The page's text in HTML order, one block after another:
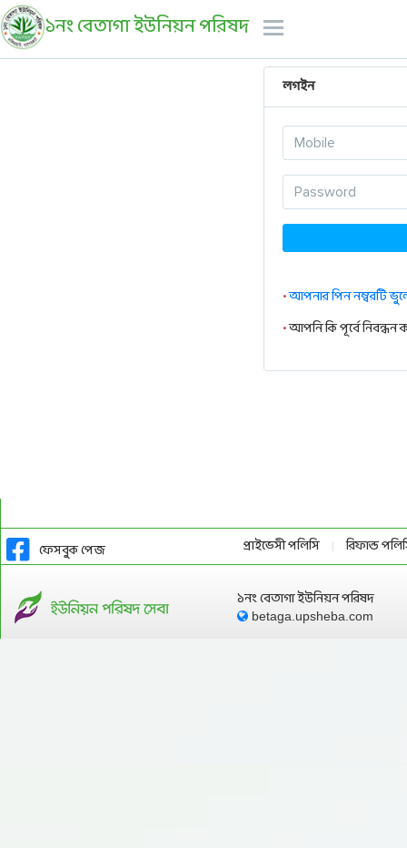
১নং বেতাগা ইউনিয়ন পরিষদ
লগইন
•আপনার পিন নম্বরটি
•আপনি কি পূর্বে নিবন্ধন
ফেসবুক পেজ প্রাইভেসী পলিসি | রিফান্ড
১নং বেতাগা ইউনিয়ন পরিষদ
betaga.upsheba.com